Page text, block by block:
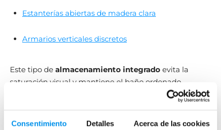
Consentimiento Detalles Acerca de las cookies
Estanterías abiertas de madera clara
Armarios verticales discretos
Este tipo de almacenamiento integrado evita la
saturación visual y mantiene el baño ordenado.
Paso 6: diseñar una iluminación
estratégica